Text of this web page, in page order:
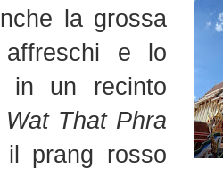
la grossa
e lo
in un recinto
Wat That Phra
il prang rosso